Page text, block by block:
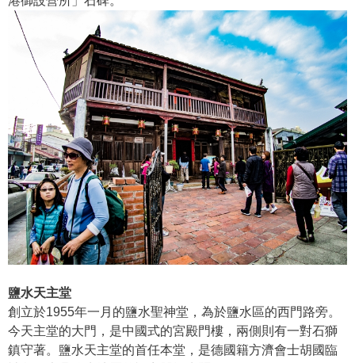
鹽水天主堂
創立於1955年一月的鹽水聖神堂，為於鹽水區的西門路旁。
今天主堂的大門，是中國式的宮殿門樓，兩側則有一對石獅
鎮守著。鹽水天主堂的首任本堂，是德國籍方濟會士胡國臨